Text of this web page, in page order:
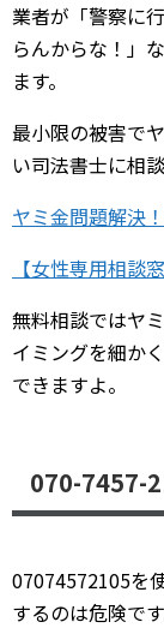
業者が「警察に
らんからな！」
ます。
最小限の被害で
い司法書士に相
ヤミ金問題解決
【女性専用相談
無料相談ではヤ
イミングを細か
できますよ。
070-7457-
07074572105を
するのは危険です